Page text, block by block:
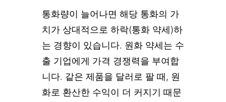
통화량이 늘어나면 해당 통화의 가
치가 상대적으로 하락(통화 약세)하
는 경향이 있습니다. 원화 약세는 수
출 기업에게 가격 경쟁력을 부여합
니다. 같은 제품을 달러로 팔 때, 원
화로 환산한 수익이 더 커지기 때문